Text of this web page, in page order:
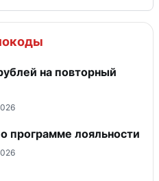
на повторный
программе лояльности